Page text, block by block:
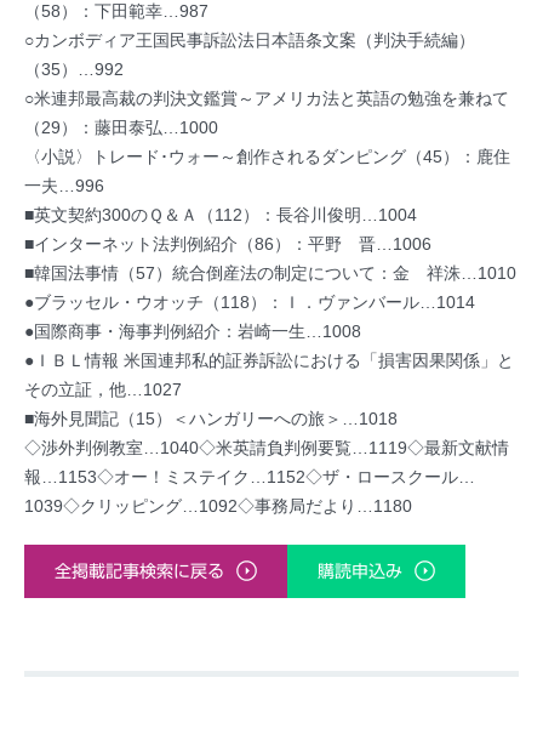
（58）：下田範幸…987
○カンボディア王国民事訴訟法日本語条文案（判決手続編）
（35）…992
○米連邦最高裁の判決文鑑賞～アメリカ法と英語の勉強を兼ねて
（29）：藤田泰弘…1000
〈小説〉トレード･ウォー～創作されるダンピング（45）：鹿住
一夫…996
■英文契約300のＱ＆Ａ（112）：長谷川俊明…1004
■インターネット法判例紹介（86）：平野 晋…1006
■韓国法事情（57）統合倒産法の制定について：金 祥洙…1010
●ブラッセル・ウオッチ（118）：Ｉ．ヴァンバール…1014
●国際商事・海事判例紹介：岩崎一生…1008
●ＩＢＬ情報 米国連邦私的証券訴訟における「損害因果関係」と
その立証，他…1027
■海外見聞記（15）＜ハンガリーへの旅＞…1018
◇渉外判例教室…1040◇米英請負判例要覧…1119◇最新文献情
報…1153◇オー！ミステイク…1152◇ザ・ロースクール…
1039◇クリッピング…1092◇事務局だより…1180
全掲載記事検索に戻る 購読申込み